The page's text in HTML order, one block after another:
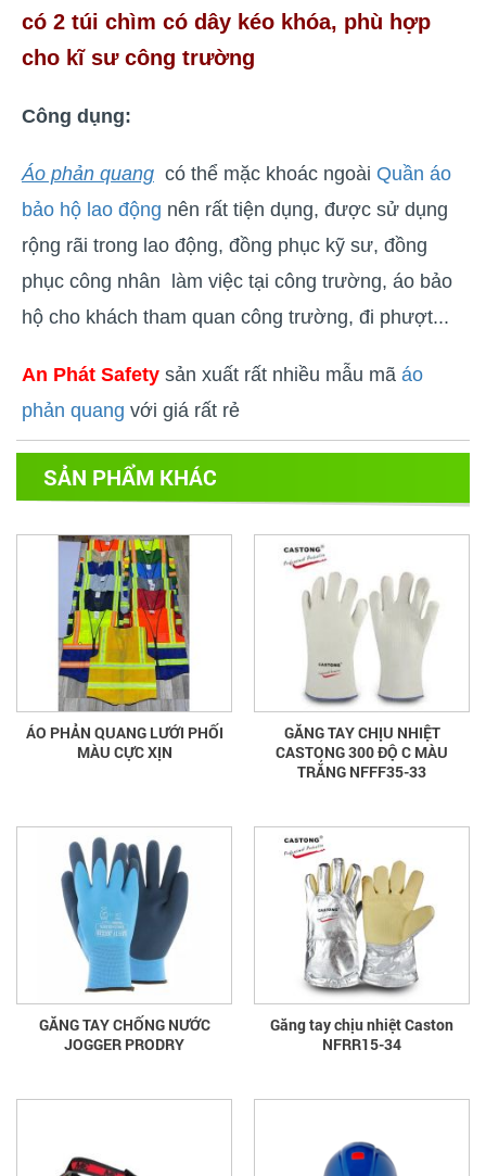
có 2 túi chìm có dây kéo khóa, phù hợp
cho kĩ sư công trường
Công dụng:
Áo phản quang có thể mặc khoác ngoài Quần áo
bảo hộ lao động nên rất tiện dụng, được sử dụng
rộng rãi trong lao động, đồng phục kỹ sư, đồng
phục công nhân làm việc tại công trường, áo bảo
hộ cho khách tham quan công trường, đi phượt...
An Phát Safety sản xuất rất nhiều mẫu mã áo
phản quang với giá rất rẻ
SẢN PHẨM KHÁC
ÁO PHẢN QUANG LƯỚI PHỐI
MÀU CỰC XỊN
GĂNG TAY CHỊU NHIỆT
CASTONG 300 ĐỘ C MÀU
TRẮNG NFFF35-33
GĂNG TAY CHỐNG NƯỚC
JOGGER PRODRY
Găng tay chịu nhiệt Caston
NFRR15-34